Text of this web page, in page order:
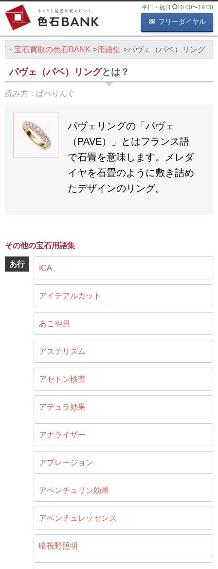
平日・祝日 10:00〜19:00
フリーダイヤル
・宝石買取の色石BANK 用語集 パヴェ（パベ）リング
パヴェ（パベ）リングとは？
読み方： ぱべりんぐ
パヴェリングの「パヴェ
（PAVE）」とはフランス語
で石畳を意味します。メレダ
イヤを石畳のように敷き詰め
たデザインのリング。
その他の宝石用語集
あ行 ICA
アイデアルカット
あこや貝
アステリズム
アセトン検査
アデュラ効果
アナライザー
アブレージョン
アベンチュリン効果
アベンチュレッセンス
暗視野照明